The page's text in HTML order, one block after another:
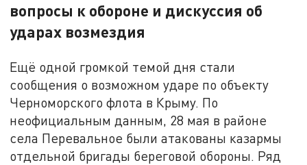
вопросы к обороне и дискуссия об
ударах возмездия
Ещё одной громкой темой дня стали
сообщения о возможном ударе по объекту
Черноморского флота в Крыму. По
неофициальным данным, 28 мая в районе
села Перевальное были атакованы казармы
отдельной бригады береговой обороны. Ряд